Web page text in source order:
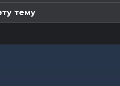
тему